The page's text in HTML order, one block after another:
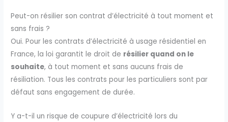
Peut-on résilier son contrat d’électricité à tout moment et
sans frais ?
Oui. Pour les contrats d’électricité à usage résidentiel en
France, la loi garantit le droit de résilier quand on le
souhaite, à tout moment et sans aucuns frais de
résiliation. Tous les contrats pour les particuliers sont par
défaut sans engagement de durée.
Y a-t-il un risque de coupure d’électricité lors du